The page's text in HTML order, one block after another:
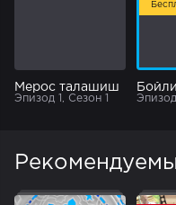
Мерос талашиш
Эпизод 1, Сезон 1